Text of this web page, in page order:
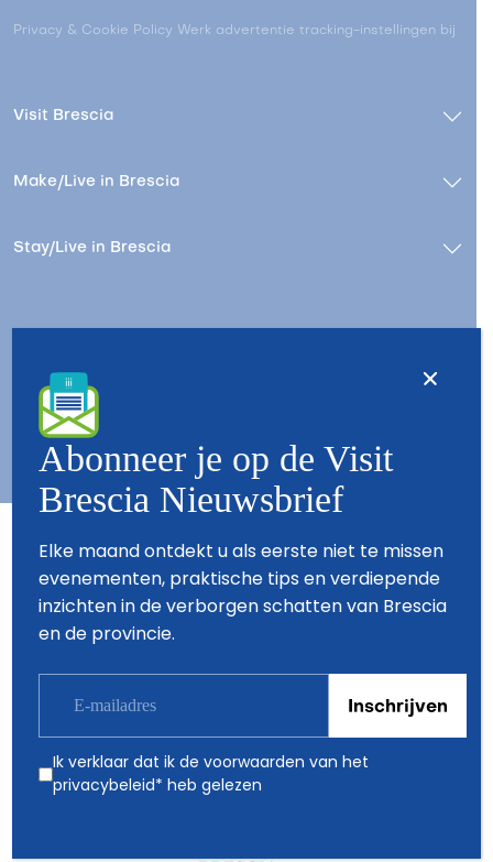
Privacy & Cookie Policy Werk advertentie tracking-instellingen bij
Visit Brescia
Make/Live in Brescia
Stay/Live in Brescia
Copyright © 2026 - All Rights Reserved - Visit Brescia
Abonneer je op de Visit
Brescia Nieuwsbrief
Elke maand ontdekt u als eerste niet te missen
evenementen, praktische tips en verdiepende
inzichten in de verborgen schatten van Brescia
en de provincie.
Ik verklaar dat ik de voorwaarden van het
privacybeleid* heb gelezen